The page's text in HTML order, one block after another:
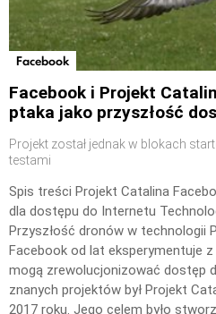
Facebook
Facebook i Projekt
ptaka jako przyszłość
Projekt został jednak w blokach
testami
Spis treści Projekt Catalina
dla dostępu do Internetu
Przyszłość dronów w technologii
Facebook od lat eksperymentuje
mogą zrewolucjonizować dostęp
znanych projektów był Projekt
2017 roku. Jego celem było